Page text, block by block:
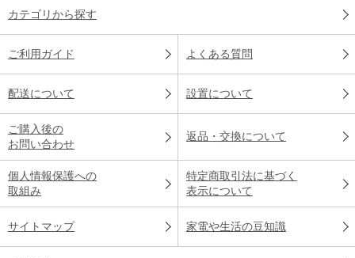
カテゴリから探す
ご利用ガイド よくある質問
配送について 設置について
ご購入後の
お問い合わせ
返品・交換について
個人情報保護への
取組み
特定商取引法に基づく
表示について
サイトマップ 家電や生活の豆知識